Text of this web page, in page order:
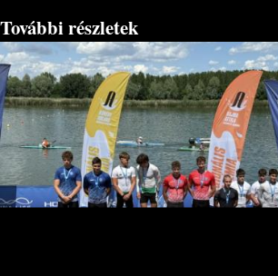
További részletek